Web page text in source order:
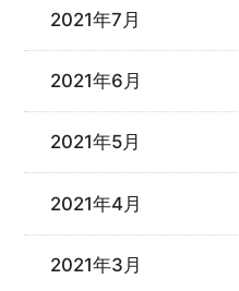
2021年7月
2021年6月
2021年5月
2021年4月
2021年3月